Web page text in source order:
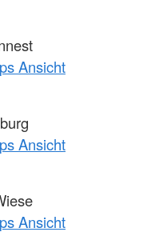
Ansicht
Ansicht
Ansicht